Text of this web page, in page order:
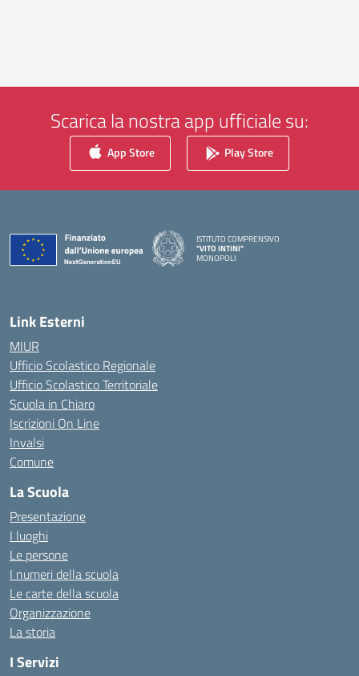
Scarica la nostra app ufficiale su:
App Store Play Store
ISTITUTO COMPRENSIVO
"VITO INTINI"
MONOPOLI
Link Esterni
MIUR
Ufficio Scolastico Regionale
Ufficio Scolastico Territoriale
Scuola in Chiaro
Iscrizioni On Line
Invalsi
Comune
La Scuola
Presentazione
I luoghi
Le persone
I numeri della scuola
Le carte della scuola
Organizzazione
La storia
I Servizi